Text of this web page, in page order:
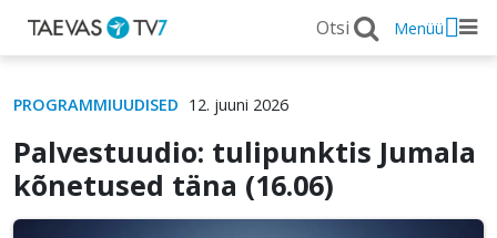
Menüü
PROGRAMMIUUDISED 12. juuni 2026
Palvestuudio: tulipunktis Jumala
kõnetused täna (16.06)